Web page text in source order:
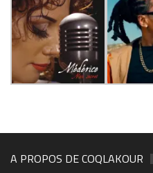
A PROPOS DE COQLAKOUR